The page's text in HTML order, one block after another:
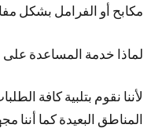
مكابح أو الفرامل بشكل
لماذا خدمة المساعدة
لأننا نقوم بتلبية كافة
المناطق البعيدة كما أننا